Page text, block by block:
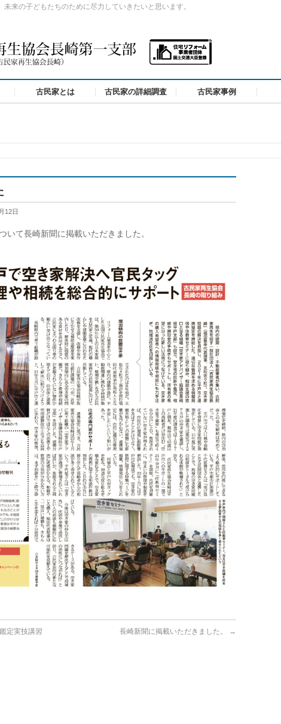
来の子どもたちのために尽力していきたいと思います。
古民家とは 古民家の詳細調査 古民家事例
12日
いて長崎新聞に掲載いただきました。
定実技講習
長崎新聞に掲載いただきました。 →